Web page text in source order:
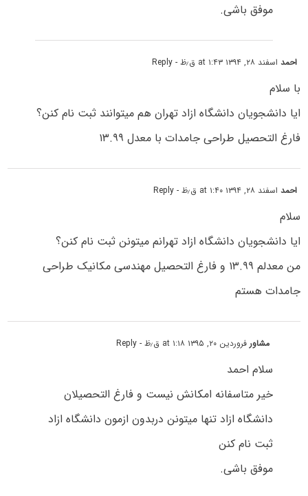
موفق باشی.
احمداسفند ۲۸, ۱۳۹۴ at ۱:۴۳ ق٫ظ - Reply
با سلام
ایا دانشجویان دانشگاه ازاد تهران هم میتوانند ثبت نام کنن؟
فارغ التحصیل طراحی جامدات با معدل ۱۳.۹۹
احمداسفند ۲۸, ۱۳۹۴ at ۱:۴۰ ق٫ظ - Reply
سلام
ایا دانشجویان دانشگاه ازاد تهرانم میتونن ثبت نام کنن؟
من معدلم ۱۳.۹۹ و فارغ التحصیل مهندسی مکانیک طراحی
جامدات هستم
مشاورفروردین ۲۰, ۱۳۹۵ at ۱:۱۸ ق٫ظ - Reply
سلام احمد
خیر متاسفانه امکانش نیست و فارغ التحصیلان
دانشگاه ازاد تنها میتونن دربدون ازمون دانشگاه ازاد
ثبت نام کنن
موفق باشی.